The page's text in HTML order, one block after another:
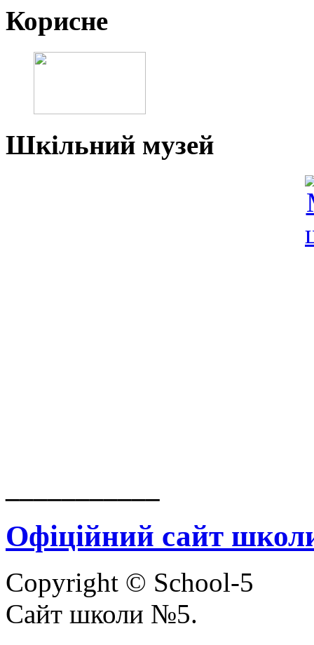
Корисне
Шкільний музей
Офіційний сайт
Copyright © School-5
Сайт школи №5.